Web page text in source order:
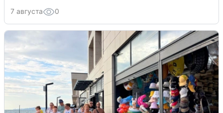
7 августа 0